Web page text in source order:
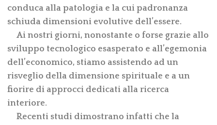
conduca alla patologia e la cui padronanza
schiuda dimensioni evolutive dell’essere.
Ai nostri giorni, nonostante o forse grazie allo
sviluppo tecnologico esasperato e all’egemonia
dell’economico, stiamo assistendo ad un
risveglio della dimensione spirituale e a un
fiorire di approcci dedicati alla ricerca
interiore.
Recenti studi dimostrano infatti che la